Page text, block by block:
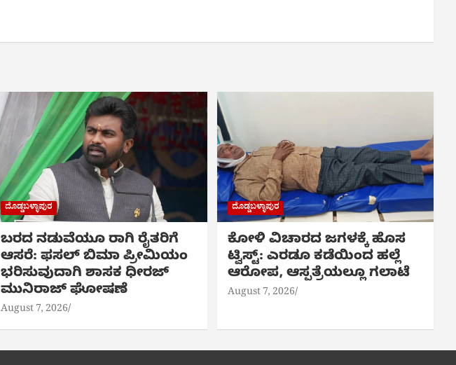
ದೊಡ್ಡಬಳ್ಳಾಪುರ
ಬರದ ನಡುವೆಯೂ ರಾಗಿ ರೈತರಿಗೆ
ಆಸರೆ: ಫಸಲ್ ಬಿಮಾ ಪ್ರೀಮಿಯಂ
ಭರಿಸುವುದಾಗಿ ಶಾಸಕ ಧೀರಜ್
ಮುನಿರಾಜ್ ಘೋಷಣೆ
August 7, 2026
ದೊಡ್ಡಬಳ್ಳಾಪುರ
ಕೋಳಿ ವಿಚಾರದ ಜಗಳಕ್ಕೆ ಹೊಸ
ಟ್ವಿಸ್ಟ್: ಎರಡೂ ಕಡೆಯಿಂದ ಹಲ್ಲೆ
ಆರೋಪ, ಆಸ್ಪತ್ರೆಯಲ್ಲೂ ಗಲಾಟೆ
August 7, 2026